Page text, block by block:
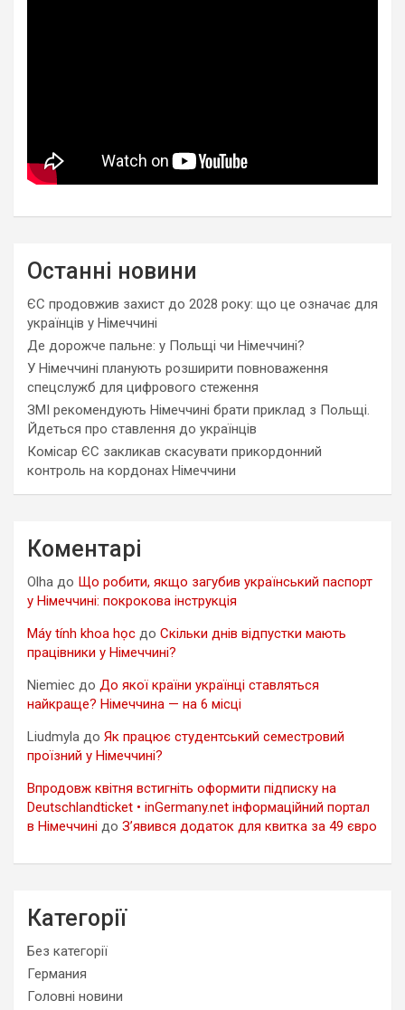
Останні новини
ЄС продовжив захист до 2028 року: що це означає для
українців у Німеччині
Де дорожче пальне: у Польщі чи Німеччині?
У Німеччині планують розширити повноваження
спецслужб для цифрового стеження
ЗМІ рекомендують Німеччині брати приклад з Польщі.
Йдеться про ставлення до українців
Комісар ЄС закликав скасувати прикордонний
контроль на кордонах Німеччини
Коментарі
Olha до Що робити, якщо загубив український паспорт
у Німеччині: покрокова інструкція
Máy tính khoa học до Скільки днів відпустки мають
працівники у Німеччині?
Niemiec до До якої країни українці ставляться
найкраще? Німеччина — на 6 місці
Liudmyla до Як працює студентський семестровий
проїзний у Німеччині?
Впродовж квітня встигніть оформити підписку на
Deutschlandticket • inGermany.net інформаційний портал
в Німеччині до З’явився додаток для квитка за 49 євро
Категорії
Без категорії
Германия
Головні новини